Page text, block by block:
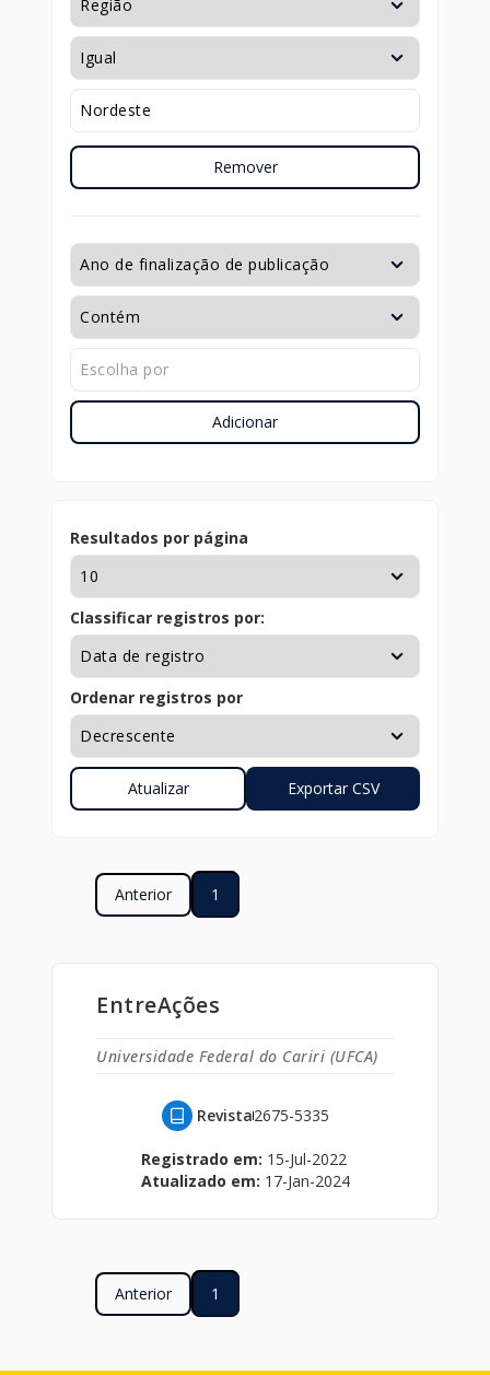
Remover
Adicionar
Resultados por página
Classificar registros por:
Ordenar registros por
Anterior 1
EntreAções
Universidade Federal do Cariri (UFCA)
Revista2675-5335
Registrado em: 15-Jul-2022
Atualizado em: 17-Jan-2024
Anterior 1